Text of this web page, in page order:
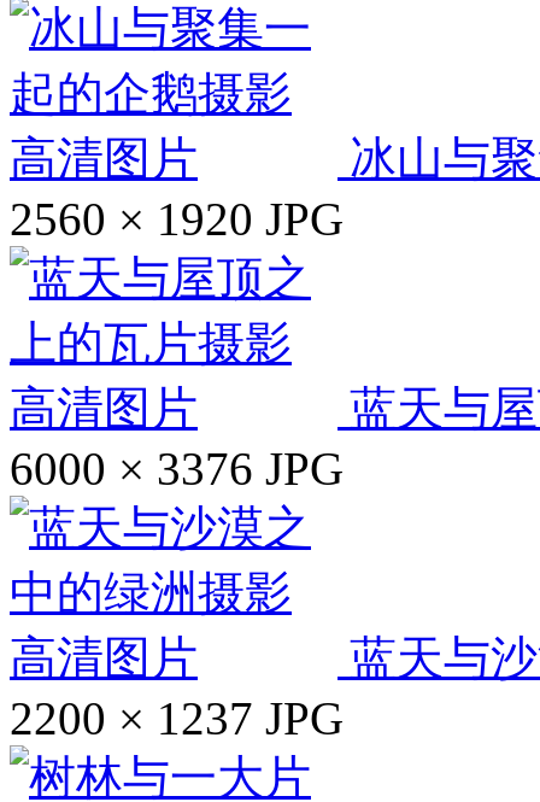
冰山与
2560 × 1920 JPG
蓝天与
6000 × 3376 JPG
蓝天与
2200 × 1237 JPG